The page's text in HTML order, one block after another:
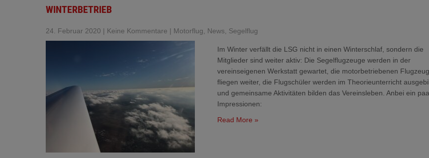
WINTERBETRIEB
24. Februar 2020 | Keine Kommentare | Motorflug News Segelflug
Im Winter verfällt die LSG nicht in einen Winterschlaf, sondern die
Mitglieder sind weiter aktiv: Die Segelflugzeuge werden in der
vereinseigenen Werkstatt gewartet, die motorbetriebenen
fliegen weiter, die Flugschüler werden im Theorieunterricht
und gemeinsame Aktivitäten bilden das Vereinsleben. Anbei ein
Impressionen:
Read More »